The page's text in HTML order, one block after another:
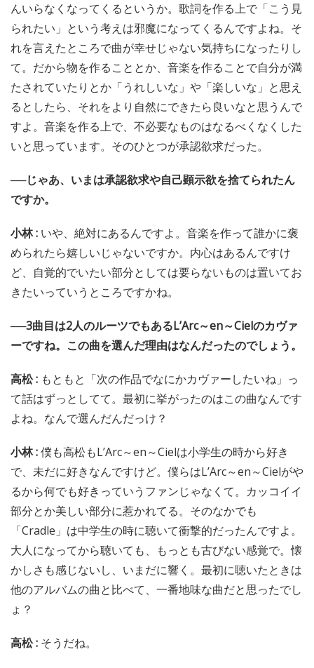
んいらなくなってくるというか。歌詞を作る上で「こう見
られたい」という考えは邪魔になってくるんですよね。そ
れを言えたところで曲が幸せじゃない気持ちになったりし
て。だから物を作ることとか、音楽を作ることで自分が満
たされていたりとか「うれしいな」や「楽しいな」と思え
るとしたら、それをより自然にできたら良いなと思うんで
すよ。音楽を作る上で、不必要なものはなるべくなくした
いと思っています。そのひとつが承認欲求だった。
──じゃあ、いまは承認欲求や自己顕示欲を捨てられたん
ですか。
小林 : いや、絶対にあるんですよ。音楽を作って誰かに褒
められたら嬉しいじゃないですか。内心はあるんですけ
ど、自覚的でいたい部分としては要らないものは置いてお
きたいっていうところですかね。
──3曲目は2人のルーツでもあるL’Arc～en～Cielのカヴァ
ーですね。この曲を選んだ理由はなんだったのでしょう。
高松 : もともと「次の作品でなにかカヴァーしたいね」っ
て話はずっとしてて。最初に挙がったのはこの曲なんです
よね。なんで選んだんだっけ？
小林 :僕も高松もL’Arc～en～Cielは小学生の時から好き
で、未だに好きなんですけど。僕らはL’Arc～en～Cielがや
るから何でも好きっていうファンじゃなくて。カッコイイ
部分とか美しい部分に惹かれてる。そのなかでも
「Cradle」は中学生の時に聴いて衝撃的だったんですよ。
大人になってから聴いても、もっとも古びない感覚で。懐
かしさも感じないし、いまだに響く。最初に聴いたときは
他のアルバムの曲と比べて、一番地味な曲だと思ったでし
ょ？
高松 : そうだね。